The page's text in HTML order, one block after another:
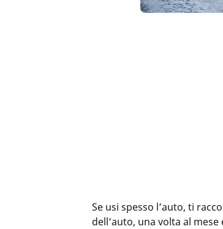
Se usi spesso l’auto, ti
dell’auto, una volta al